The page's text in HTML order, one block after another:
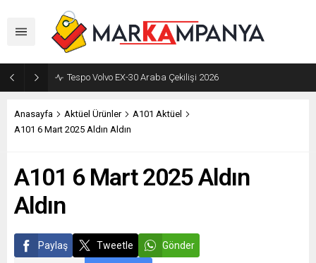
Tespo Volvo EX-30 Araba Çekilişi 2026
Anasayfa Aktüel Ürünler
A101 Aktüel
A101 6 Mart 2025 Aldın Aldın
A101 6 Mart 2025 Aldın
Aldın
Paylaş Tweetle Gönder